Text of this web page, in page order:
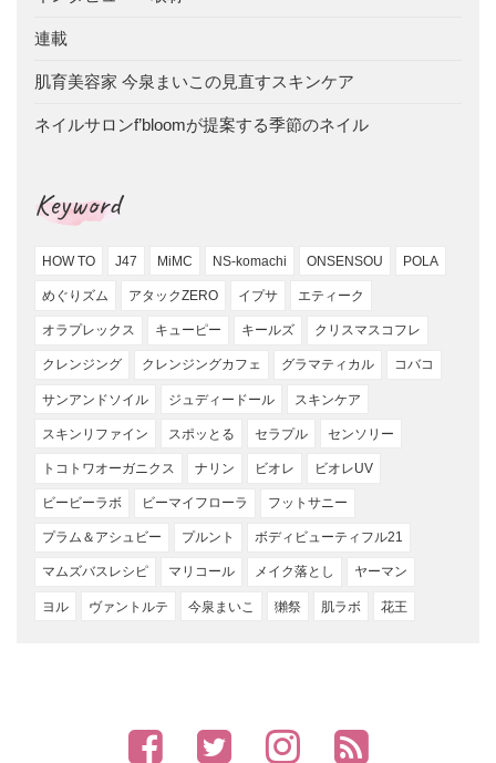
連載
肌育美容家 今泉まいこの見直すスキンケア
ネイルサロンf’bloomが提案する季節のネイル
Keyword
HOW TO J47 MiMC NS-komachi ONSENSOU POLA
めぐりズム アタックZERO イプサ エティーク
オラプレックス キューピー キールズ クリスマスコフレ
クレンジング クレンジングカフェ グラマティカル コバコ
サンアンドソイル ジュディードール スキンケア
スキンリファイン スポッとる セラプル センソリー
トコトワオーガニクス ナリン ビオレ ビオレUV
ビービーラボ ビーマイフローラ フットサニー
プラム＆アシュビー プルント ボディビューティフル21
マムズバスレシピ マリコール メイク落とし ヤーマン
ヨル ヴァントルテ 今泉まいこ 獺祭 肌ラボ 花王